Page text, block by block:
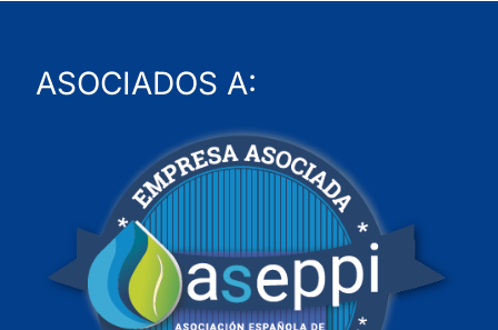
ASOCIADOS A: